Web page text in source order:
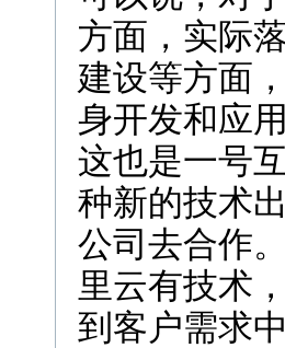
方面，实际
建设等方面
身开发和应用
这也是一号
种新的技术
公司去合作
里云有技术
到客户需求